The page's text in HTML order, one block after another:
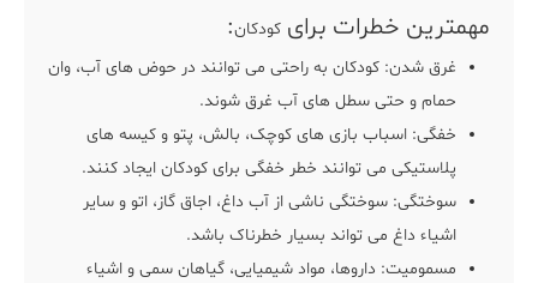
مهمترین خطرات برای کودکان:
غرق شدن: کودکان به راحتی می توانند در حوض های آب، وان
حمام و حتی سطل های آب غرق شوند.
خفگی: اسباب بازی های کوچک، بالش، پتو و کیسه های
پلاستیکی می توانند خطر خفگی برای کودکان ایجاد کنند.
سوختگی: سوختگی ناشی از آب داغ، اجاق گاز، اتو و سایر
اشیاء داغ می تواند بسیار خطرناک باشد.
مسمومیت: داروها، مواد شیمیایی، گیاهان سمی و اشیاء